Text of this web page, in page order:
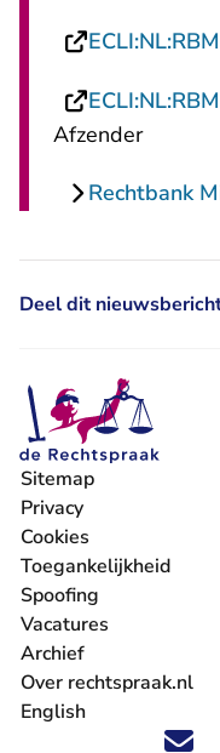
Afzender
Rechtbank
Deel dit
Volg ons op X
Volg ons op
Volg ons op
Volg ons
Volg
'Blijf
Sitemap
Privacy
Cookies
Toegankelijkheid
Spoofing
Vacatures
- U verlaat
Archief
Over rechtspraak.nl
English